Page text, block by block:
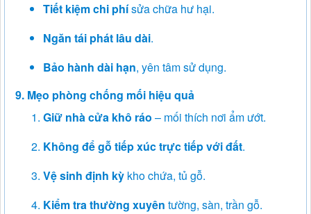
Tiết kiệm chi phísửa chữa hư hại.
Ngăn tái phát lâu dài.
Bảo hành dài hạn, yên tâm sử dụng.
9. Mẹo phòng chống mối hiệu quả
Giữ nhà cửa khô ráo – mối thích nơi ẩm ướt.
Không để gỗ tiếp xúc trực tiếp với đất.
Vệ sinh định kỳ kho chứa, tủ gỗ.
Kiểm tra thường xuyên tường, sàn, trần gỗ.